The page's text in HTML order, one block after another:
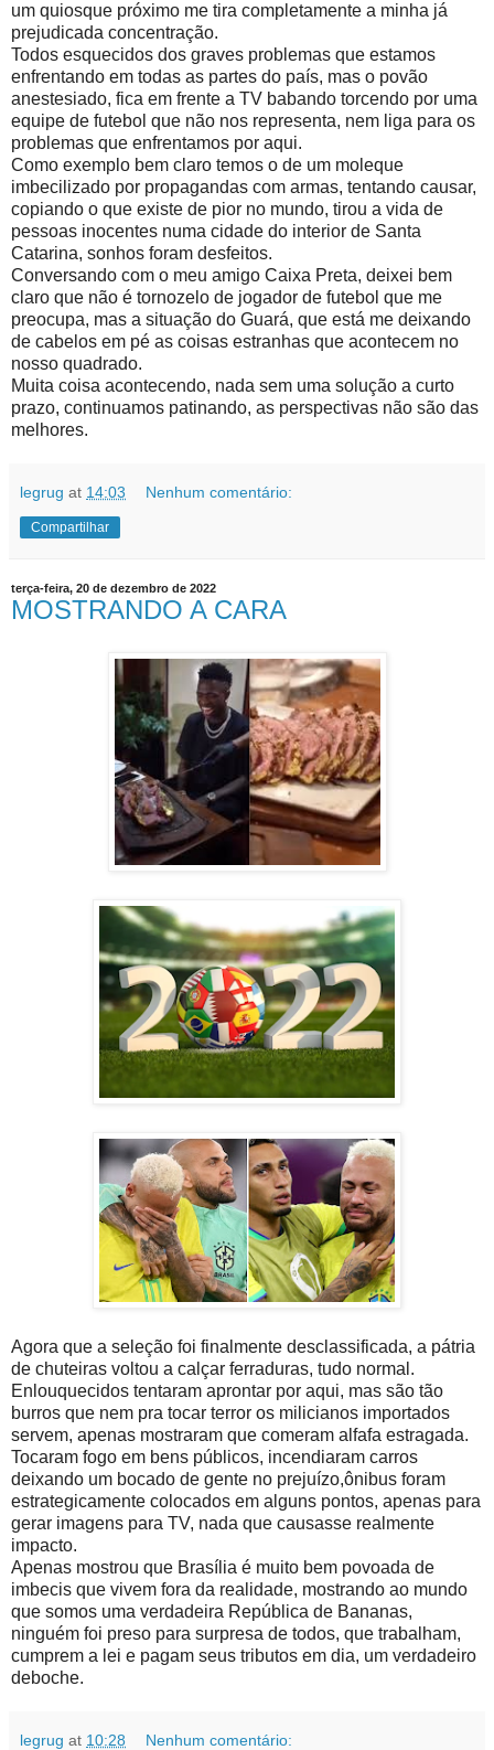
um quiosque próximo me tira completamente a minha já
prejudicada concentração.
Todos esquecidos dos graves problemas que estamos
enfrentando em todas as partes do país, mas o povão
anestesiado, fica em frente a TV babando torcendo por uma
equipe de futebol que não nos representa, nem liga para os
problemas que enfrentamos por aqui.
Como exemplo bem claro temos o de um moleque
imbecilizado por propagandas com armas, tentando causar,
copiando o que existe de pior no mundo, tirou a vida de
pessoas inocentes numa cidade do interior de Santa
Catarina, sonhos foram desfeitos.
Conversando com o meu amigo Caixa Preta, deixei bem
claro que não é tornozelo de jogador de futebol que me
preocupa, mas a situação do Guará, que está me deixando
de cabelos em pé as coisas estranhas que acontecem no
nosso quadrado.
Muita coisa acontecendo, nada sem uma solução a curto
prazo, continuamos patinando, as perspectivas não são das
melhores.
legrug at 14:03 Nenhum comentário:
Compartilhar
terça-feira, 20 de dezembro de 2022
MOSTRANDO A CARA
Agora que a seleção foi finalmente desclassificada, a pátria
de chuteiras voltou a calçar ferraduras, tudo normal.
Enlouquecidos tentaram aprontar por aqui, mas são tão
burros que nem pra tocar terror os milicianos importados
servem, apenas mostraram que comeram alfafa estragada.
Tocaram fogo em bens públicos, incendiaram carros
deixando um bocado de gente no prejuízo,ônibus foram
estrategicamente colocados em alguns pontos, apenas para
gerar imagens para TV, nada que causasse realmente
impacto.
Apenas mostrou que Brasília é muito bem povoada de
imbecis que vivem fora da realidade, mostrando ao mundo
que somos uma verdadeira República de Bananas,
ninguém foi preso para surpresa de todos, que trabalham,
cumprem a lei e pagam seus tributos em dia, um verdadeiro
deboche.
legrug at 10:28 Nenhum comentário: